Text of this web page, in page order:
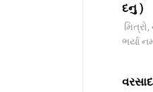
દનુ )
ભર્યા